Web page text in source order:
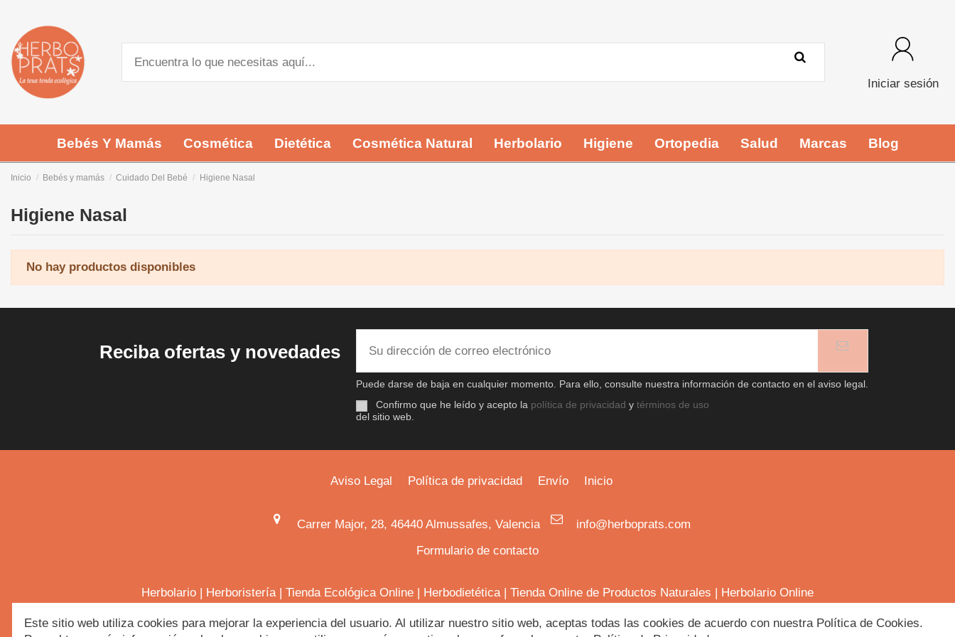
Iniciar sesión
Bebés Y Mamás Cosmética Dietética Cosmética Natural Herbolario Higiene Ortopedia Salud Marcas Blog
Inicio Bebés y mamás Cuidado Del Bebé Higiene Nasal
Higiene Nasal
No hay productos disponibles
Reciba ofertas y novedades
Puede darse de baja en cualquier momento. Para ello, consulte nuestra información de contacto en el aviso legal.
Confirmo que he leído y acepto la política de privacidad y términos de uso
del sitio web.
Aviso Legal Política de privacidad Envío Inicio
Carrer Major, 28, 46440 Almussafes, Valencia
info@herboprats.com
Formulario de contacto
Herbolario Herboristería| Tienda Ecológica Online Herbodietética| Tienda Online de Productos Naturales Herbolario Online
Este sitio web utiliza cookies para mejorar la experiencia del usuario. Al utilizar nuestro sitio web, aceptas todas las cookies de acuerdo con nuestra Política de Cookies.